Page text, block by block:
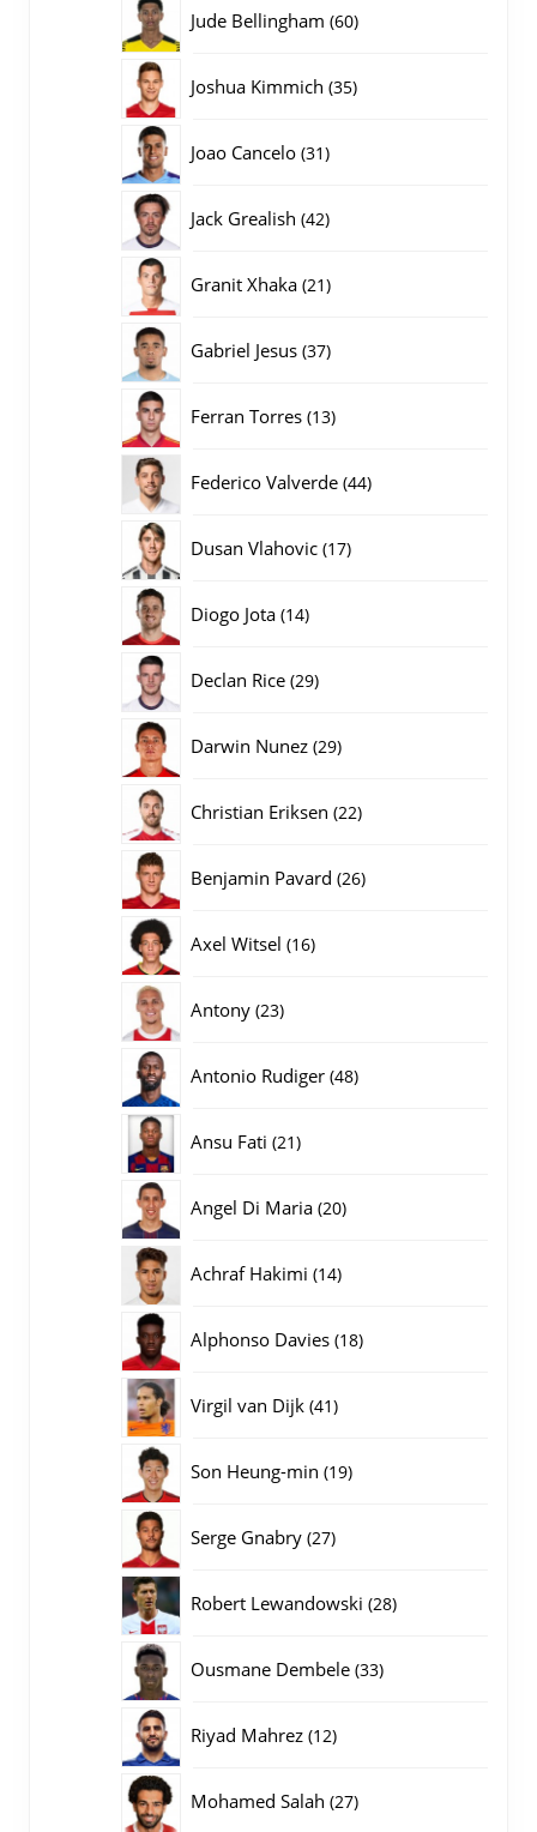
Jude Bellingham 6060
Joshua Kimmich 3535
Joao Cancelo 3131
Jack Grealish 4242
Granit Xhaka 2121
Gabriel Jesus 3737
Ferran Torres 1313
Federico Valverde 4444
Dusan Vlahovic 1717
Diogo Jota 1414
Declan Rice 2929
Darwin Nunez 2929
Christian Eriksen 2222
Benjamin Pavard 2626
Axel Witsel 1616
Antony 2323
Antonio Rudiger 4848
Ansu Fati 2121
Angel Di Maria 2020
Achraf Hakimi 1414
Alphonso Davies 1818
Virgil van Dijk 4141
Son Heung-min 1919
Serge Gnabry 2727
Robert Lewandowski 2828
Ousmane Dembele 3333
Riyad Mahrez 1212
Mohamed Salah 2727